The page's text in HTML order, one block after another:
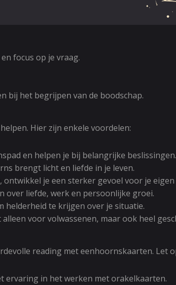
focus op je vraag.
bij het begrijpen van de boodschap.
Hier zijn enkele voordelen:
en helpen je bij belangrijke beslissingen.
brengt licht en liefde in je leven.
je een sterker gevoel voor je
over liefde, werk en persoonlijke groei.
helderheid te krijgen over je situatie.
voor volwassenen, maar ook heel
reading met eenhoornskaarten. Let
ervaring in het werken met orakelkaarten.